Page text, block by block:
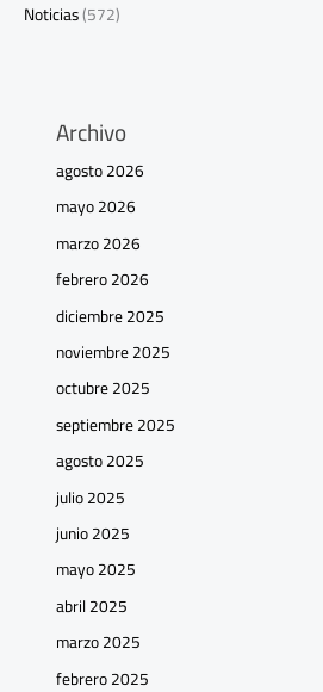
Noticias(572)
Archivo
agosto 2026
mayo 2026
marzo 2026
febrero 2026
diciembre 2025
noviembre 2025
octubre 2025
septiembre 2025
agosto 2025
julio 2025
junio 2025
mayo 2025
abril 2025
marzo 2025
febrero 2025